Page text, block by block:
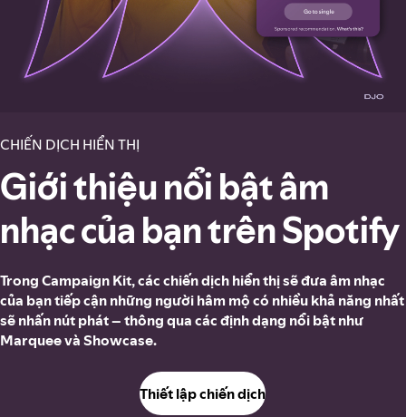
CHIẾN DỊCH HIỂN THỊ
Giới thiệu nổi bật âm
nhạc của bạn trên Spotify
Trong Campaign Kit, các chiến dịch hiển thị sẽ đưa âm nhạc
của bạn tiếp cận những người hâm mộ có nhiều khả năng nhất
sẽ nhấn nút phát – thông qua các định dạng nổi bật như
Marquee và Showcase.
Thiết lập chiến dịch